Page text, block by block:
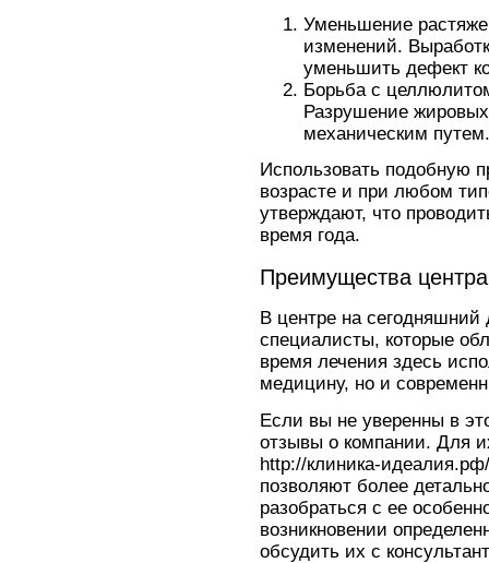
Уменьшение
изменений.
уменьшить дефект
Борьба с
Разрушение
механическим путем.
Использовать подобную
возрасте и при любом
утверждают, что
время года.
Преимущества
В центре на
специалисты, которые
время лечения здесь
медицину, но и
Если вы не уверенны в
отзывы о компании. Для
http://клиника-
позволяют более
разобраться с ее
возникновении
обсудить их с